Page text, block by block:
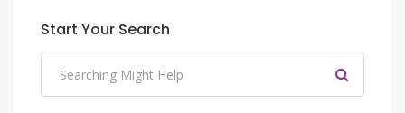
Start Your Search